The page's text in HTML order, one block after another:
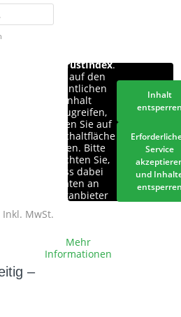
TrustIndex.
Um auf den
eigentlichen
Inhalt
zuzugreifen,
klicken Sie auf
die Schaltfläche
unten. Bitte
beachten Sie,
dass dabei
Daten an
Drittanbieter
Mehr
Informationen
Inhalt
Service
und
Inkl. MwSt.
–